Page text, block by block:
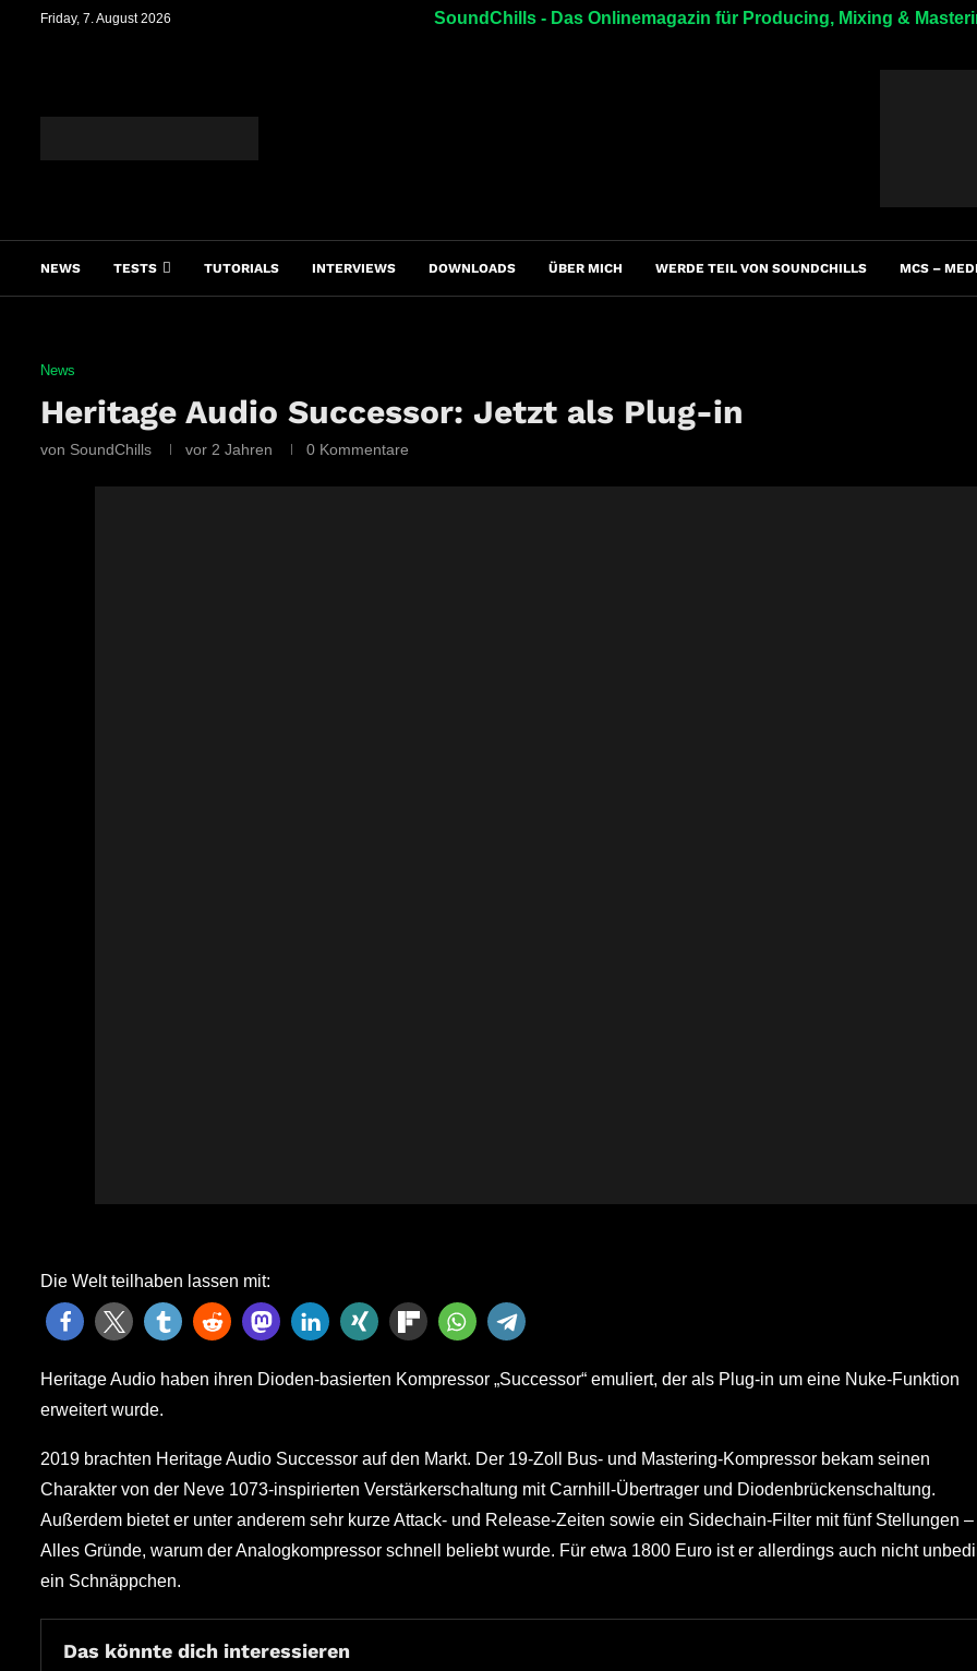
Friday, 7. August 2026 SoundChills - Das Onlinemagazin für Producing, Mixing &
NEWS TESTS TUTORIALS INTERVIEWS DOWNLOADS ÜBER MICH WERDE TEIL VON SOUNDCHILLS MCS –
News
Heritage Audio Successor: Jetzt als Plug-in
von SoundChills vor 2 Jahren 0 Kommentare
Die Welt teilhaben lassen mit:
Heritage Audio haben ihren Dioden-basierten Kompressor „Successor“ emuliert, der als Plug-in um eine Nuke-Funktion
erweitert wurde.
2019 brachten Heritage Audio Successor auf den Markt. Der 19-Zoll Bus- und Mastering-Kompressor bekam seinen
Charakter von der Neve 1073-inspirierten Verstärkerschaltung mit Carnhill-Übertrager und Diodenbrückenschaltung.
Außerdem bietet er unter anderem sehr kurze Attack- und Release-Zeiten sowie ein Sidechain-Filter mit fünf Stellungen –
Alles Gründe, warum der Analogkompressor schnell beliebt wurde. Für etwa 1800 Euro ist er allerdings auch nicht
ein Schnäppchen.
Das könnte dich interessieren